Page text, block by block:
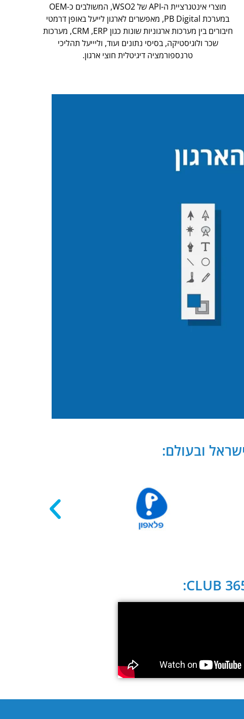
מוצרי אינטגרציית ה-API של WSO2, המשולבים כ-OEM
במערכת PB Digital, מאפשרים לארגון לייעל באופן דרמטי
חיבורים בין מערכות ארגוניות שונות כגון CRM ,ERP, מערכות
שכר ולוגיסטיקה, בסיסי נתונים ועוד, וליייעל תהליכי
טרנספורמציה דיגיטלית חוצי ארגון.